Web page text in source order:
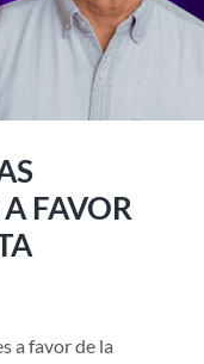
FAVOR
a favor de la